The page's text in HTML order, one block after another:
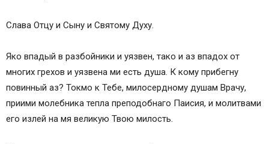
Слава Отцу и Сыну и Святому Духу.
Яко впадый в разбойники и уязвен, тако и аз впадох от
многих грехов и уязвена ми есть душа. К кому прибегну
повинный аз? Токмо к Тебе, милосердному душам Врачу,
приими молебника тепла преподобнаго Паисия, и молитвами
его излей на мя великую Твою милость.